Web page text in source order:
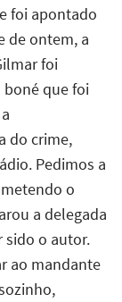
foi apontado
de ontem, a
foi
boné que foi
do crime,
Pedimos a
o
a delegada
sido o autor.
ao mandante